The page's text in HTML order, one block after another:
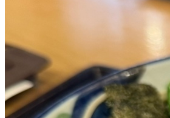
戸隠そば 呉服町店
そば・丼・天ぷら